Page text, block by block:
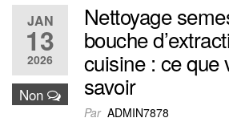
JAN
13
2026
Non
Nettoyage
bouche
cuisine : ce que
savoir
Par ADMIN7878